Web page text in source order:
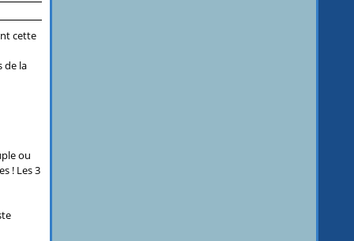
cette
de la
ou
! Les 3